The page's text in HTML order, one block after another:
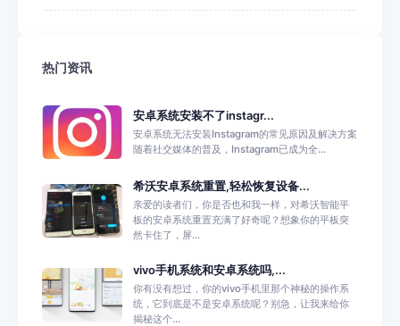
热门资讯
安卓系统安装不了instagr...
安卓系统无法安装Instagram的常见原因及解决方案
随着社交媒体的普及，Instagram已成为全...
希沃安卓系统重置,轻松恢复设备...
亲爱的读者们，你是否也和我一样，对希沃智能平
板的安卓系统重置充满了好奇呢？想象你的平板突
然卡住了，屏...
vivo手机系统和安卓系统吗,...
你有没有想过，你的vivo手机里那个神秘的操作系
统，它到底是不是安卓系统呢？别急，让我来给你
揭秘这个...